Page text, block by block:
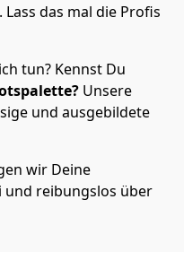
das mal die Profis
tun? Kennst Du
Unsere
und ausgebildete
wir Deine
reibungslos über